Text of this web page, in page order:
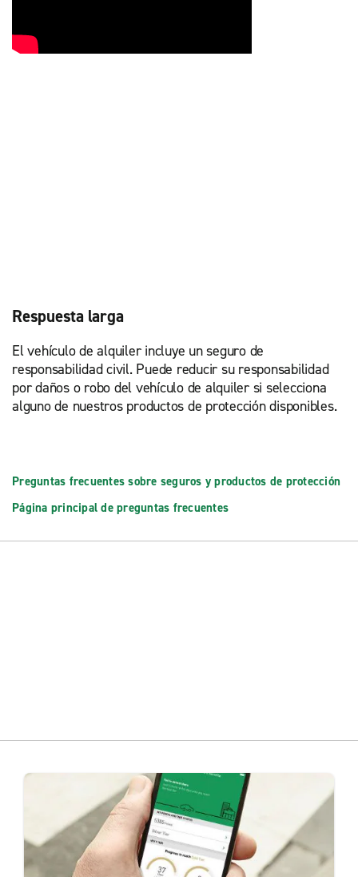
Respuesta larga
El vehículo de alquiler incluye un seguro de
responsabilidad civil. Puede reducir su responsabilidad
por daños o robo del vehículo de alquiler si selecciona
alguno de nuestros productos de protección disponibles.
Preguntas frecuentes sobre seguros y productos de protección
Página principal de preguntas frecuentes